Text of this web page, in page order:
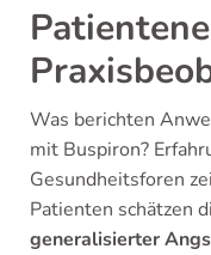
Was berichten
mit Buspiron?
Gesundheitsforen
Patienten schätzen
generalisierter